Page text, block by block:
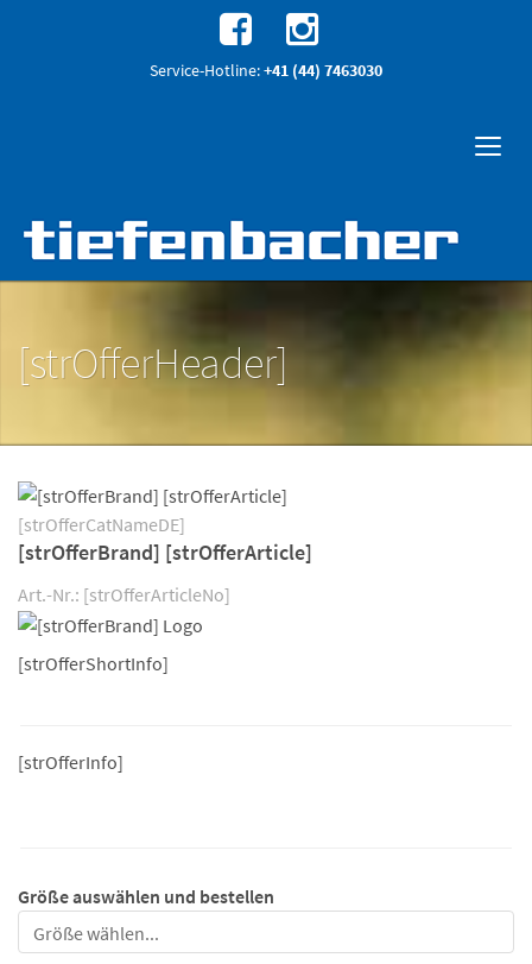
Service-Hotline:+41 (44) 7463030
[strOfferHeader]
[strOfferCatNameDE]
[strOfferBrand] [strOfferArticle]
Art.-Nr.: [strOfferArticleNo]
[strOfferShortInfo]
[strOfferInfo]
Größe auswählen und bestellen
Größe